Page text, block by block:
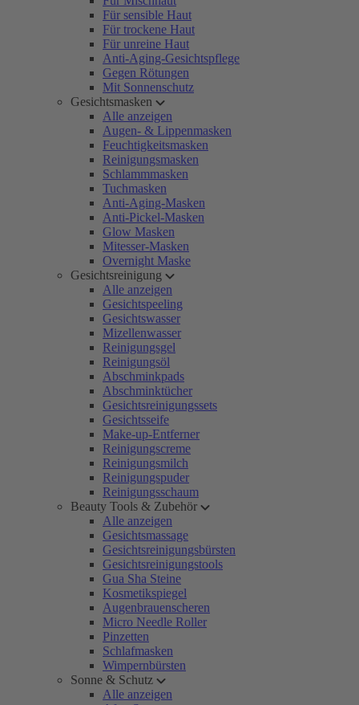
Für sensible Haut
Für trockene Haut
Für unreine Haut
Anti-Aging-Gesichtspflege
Gegen Rötungen
Mit Sonnenschutz
Gesichtsmasken
Alle anzeigen
Augen- & Lippenmasken
Feuchtigkeitsmasken
Reinigungsmasken
Schlammmasken
Tuchmasken
Anti-Aging-Masken
Anti-Pickel-Masken
Glow Masken
Mitesser-Masken
Overnight Maske
Gesichtsreinigung
Alle anzeigen
Gesichtspeeling
Gesichtswasser
Mizellenwasser
Reinigungsgel
Reinigungsöl
Abschminkpads
Abschminktücher
Gesichtsreinigungssets
Gesichtsseife
Make-up-Entferner
Reinigungscreme
Reinigungsmilch
Reinigungspuder
Reinigungsschaum
Beauty Tools & Zubehör
Alle anzeigen
Gesichtsmassage
Gesichtsreinigungsbürsten
Gesichtsreinigungstools
Gua Sha Steine
Kosmetikspiegel
Augenbrauenscheren
Micro Needle Roller
Pinzetten
Schlafmasken
Wimpernbürsten
Sonne & Schutz
Alle anzeigen